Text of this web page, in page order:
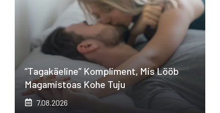
“Tagakäeline” Kompliment, Mis Lööb
Magamistoas Kohe Tuju
7.08.2026